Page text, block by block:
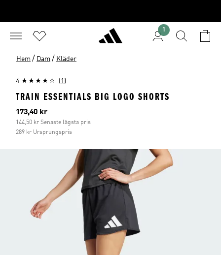
1
Hem / Dam / Kläder
4 (1)
TRAIN ESSENTIALS BIG LOGO SHORTS
Aktuellt pris
173,40 kr
144,50 kr Senaste lägsta pris
289 kr Ursprungspris